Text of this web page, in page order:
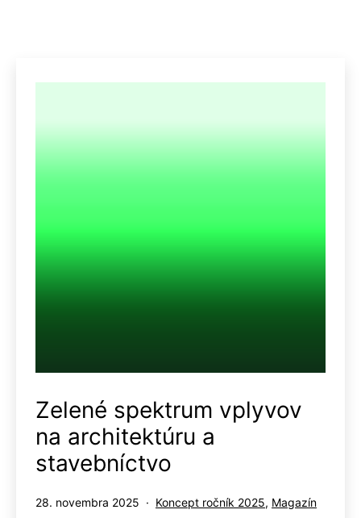
Zelené spektrum vplyvov
na architektúru a
stavebníctvo
Publikované
28. novembra 2025
Kategorizované
Koncept ročník 2025, Magazín